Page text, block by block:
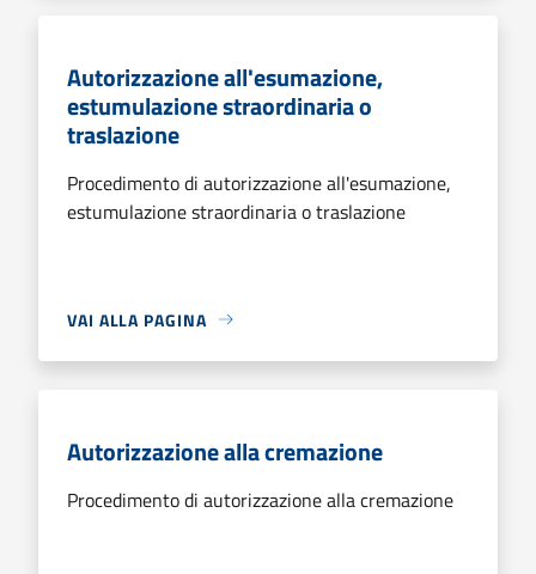
Autorizzazione all'esumazione,
estumulazione straordinaria o
traslazione
Procedimento di autorizzazione all'esumazione,
estumulazione straordinaria o traslazione
VAI ALLA PAGINA
Autorizzazione alla cremazione
Procedimento di autorizzazione alla cremazione